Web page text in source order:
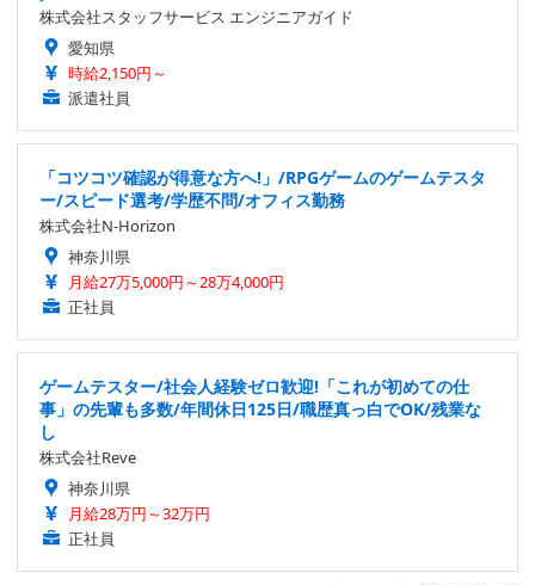
株式会社スタッフサービス エンジニアガイド
愛知県
時給2,150円～
派遣社員
「コツコツ確認が得意な方へ!」/RPGゲームのゲームテスタ
ー/スピード選考/学歴不問/オフィス勤務
株式会社N-Horizon
神奈川県
月給27万5,000円～28万4,000円
正社員
ゲームテスター/社会人経験ゼロ歓迎!「これが初めての仕
事」の先輩も多数/年間休日125日/職歴真っ白でOK/残業な
し
株式会社Reve
神奈川県
月給28万円～32万円
正社員